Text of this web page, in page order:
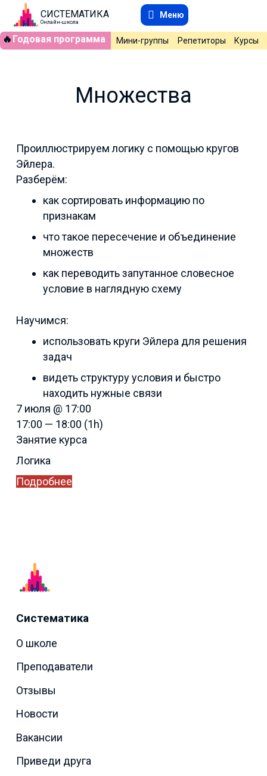
СИСТЕМАТИКА
Онлайн-школа
Меню
🔥 Годовая программа Мини-группы Репетиторы Курсы
Множества
Проиллюстрируем логику с помощью кругов
Эйлера.
Разберём:
как сортировать информацию по
признакам
что такое пересечение и объединение
множеств
как переводить запутанное словесное
условие в наглядную схему
Научимся:
использовать круги Эйлера для решения
задач
видеть структуру условия и быстро
находить нужные связи
7 июля @ 17:00
17:00 — 18:00 (1h)
Занятие курса
Логика
Подробнее
Систематика
О школе
Преподаватели
Отзывы
Новости
Вакансии
Приведи друга